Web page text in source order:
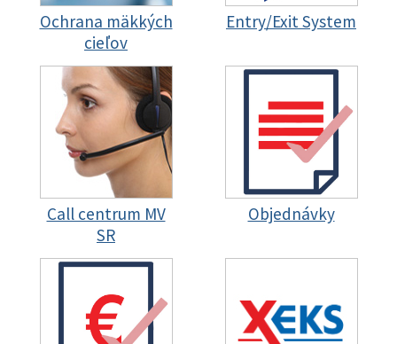
Ochrana mäkkých
cieľov
Entry/Exit System
Call centrum MV
SR
Objednávky